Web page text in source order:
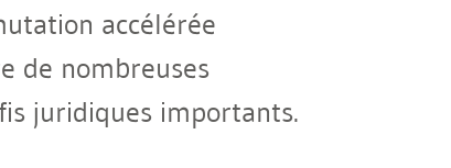
accélérée
de nombreuses
juridiques importants.